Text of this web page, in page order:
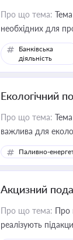
Про що тема:
необхідних для
Банківська
діяльність
Екологічний
Про що тема:
важлива для
законодавства
Паливно-
Акцизний
Про що тема: Про
реалізують